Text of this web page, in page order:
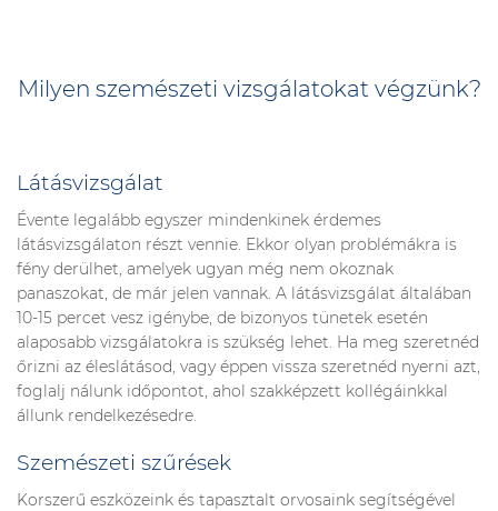
Milyen szemészeti vizsgálatokat végzünk?
Látásvizsgálat
Évente legalább egyszer mindenkinek érdemes
látásvizsgálaton részt vennie. Ekkor olyan problémákra is
fény derülhet, amelyek ugyan még nem okoznak
panaszokat, de már jelen vannak. A látásvizsgálat általában
10-15 percet vesz igénybe, de bizonyos tünetek esetén
alaposabb vizsgálatokra is szükség lehet. Ha meg szeretnéd
őrizni az éleslátásod, vagy éppen vissza szeretnéd nyerni azt,
foglalj nálunk időpontot, ahol szakképzett kollégáinkkal
állunk rendelkezésedre.
Szemészeti szűrések
Korszerű eszközeink és tapasztalt orvosaink segítségével